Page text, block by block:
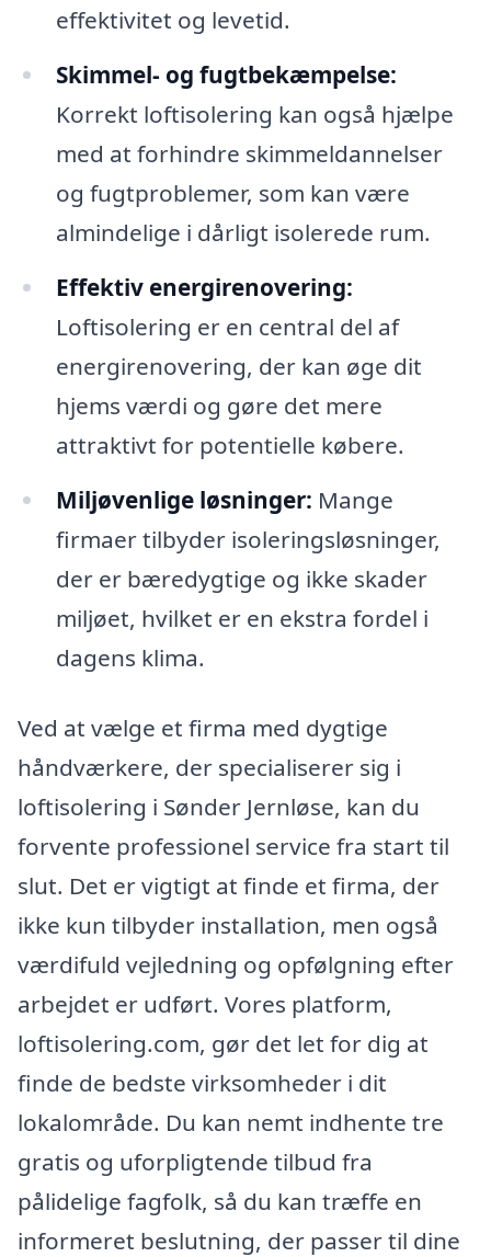
effektivitet og levetid.
Skimmel- og fugtbekæmpelse:
Korrekt loftisolering kan også hjælpe
med at forhindre skimmeldannelser
og fugtproblemer, som kan være
almindelige i dårligt isolerede rum.
Effektiv energirenovering:
Loftisolering er en central del af
energirenovering, der kan øge dit
hjems værdi og gøre det mere
attraktivt for potentielle købere.
Miljøvenlige løsninger: Mange
firmaer tilbyder isoleringsløsninger,
der er bæredygtige og ikke skader
miljøet, hvilket er en ekstra fordel i
dagens klima.
Ved at vælge et firma med dygtige
håndværkere, der specialiserer sig i
loftisolering i Sønder Jernløse, kan du
forvente professionel service fra start til
slut. Det er vigtigt at finde et firma, der
ikke kun tilbyder installation, men også
værdifuld vejledning og opfølgning efter
arbejdet er udført. Vores platform,
loftisolering.com, gør det let for dig at
finde de bedste virksomheder i dit
lokalområde. Du kan nemt indhente tre
gratis og uforpligtende tilbud fra
pålidelige fagfolk, så du kan træffe en
informeret beslutning, der passer til dine